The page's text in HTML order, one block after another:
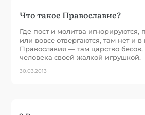
Что такое Православие?
Где пост и молитва игнорируются,
или вовсе отвергаются, там нет и
Православия — там царство
человека своей жалкой игрушкой.
30.03.2013